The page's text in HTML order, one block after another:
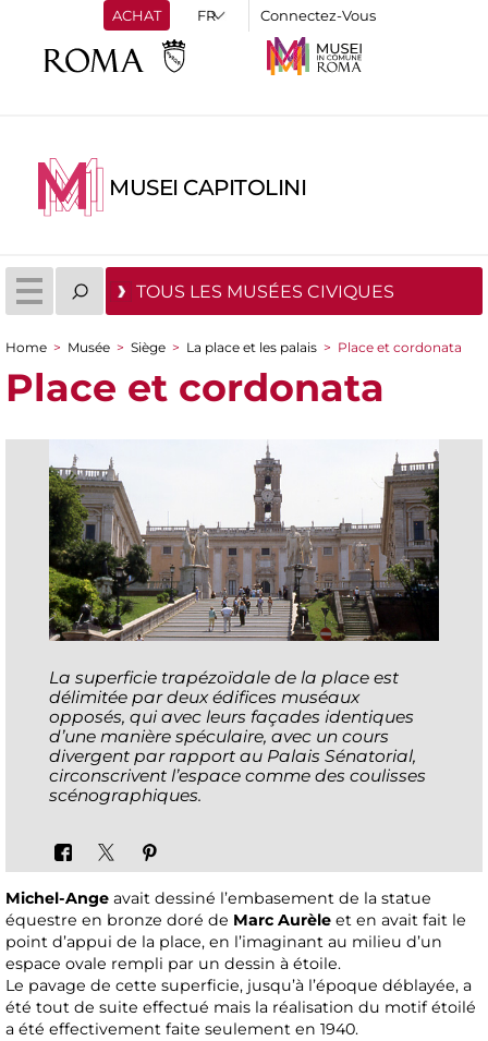
ACHAT Connectez-Vous
MUSEI CAPITOLINI
TOUS LES MUSÉES CIVIQUES
You are here
Home > Musée > Siège > La place et les palais > Place et cordonata
Place et cordonata
La superficie trapézoïdale de la place est
délimitée par deux édifices muséaux
opposés, qui avec leurs façades identiques
d’une manière spéculaire, avec un cours
divergent par rapport au Palais Sénatorial,
circonscrivent l’espace comme des coulisses
scénographiques.
Michel-Ange avait dessiné l’embasement de la statue
équestre en bronze doré de Marc Aurèle et en avait fait le
point d’appui de la place, en l’imaginant au milieu d’un
espace ovale rempli par un dessin à étoile.
Le pavage de cette superficie, jusqu’à l’époque déblayée, a
été tout de suite effectué mais la réalisation du motif étoilé
a été effectivement faite seulement en 1940.